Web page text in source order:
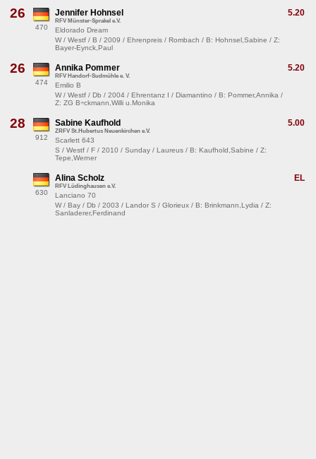
26
470
5.20
Jennifer Hohnsel
RFV Münster-Sprakel e.V.
Eldorado Dream
W / Westf / B / 2009 / Ehrenpreis / Rombach / B: Hohnsel,Sabine / Z:
Bayer-Eynck,Paul
26
474
5.20
Annika Pommer
RFV Handorf-Sudmühle e. V.
Emilio B
W / Westf / Db / 2004 / Ehrentanz I / Diamantino / B: Pommer,Annika /
Z: ZG B÷ckmann,Willi u.Monika
28
912
5.00
Sabine Kaufhold
ZRFV St.Hubertus Neuenkirchen e.V.
Scarlett 643
S / Westf / F / 2010 / Sunday / Laureus / B: Kaufhold,Sabine / Z:
Tepe,Werner
630
EL
Alina Scholz
RFV Lüdinghausen e.V.
Lanciano 70
W / Bay / Db / 2003 / Landor S / Glorieux / B: Brinkmann,Lydia / Z:
Sanladerer,Ferdinand